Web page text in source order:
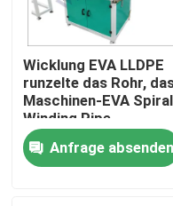
Qualitätskontrolle
Treten Sie mit uns in
Kunststoffrohr-
Wicklung EVA LLDPE
runzelte das Rohr,
Maschinen-EVA Spiral
Winding Pipe
Productions-Linie für
Staubsauger-
Schlauch macht
Anfrage absenden